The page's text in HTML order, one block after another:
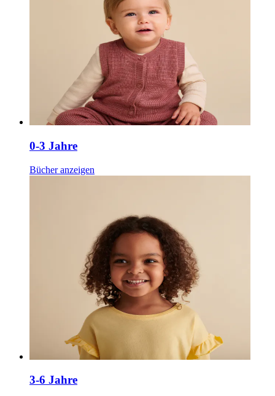
0-3 Jahre
Bücher anzeigen
3-6 Jahre